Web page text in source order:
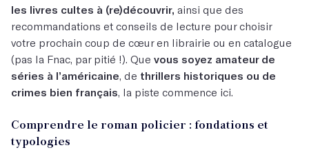
les livres cultes à (re)découvrir, ainsi que des
recommandations et conseils de lecture pour choisir
votre prochain coup de cœur en librairie ou en catalogue
(pas la Fnac, par pitié !). Que vous soyez amateur de
séries à l’américaine, de thrillers historiques ou de
crimes bien français, la piste commence ici.
Comprendre le roman policier : fondations et
typologies